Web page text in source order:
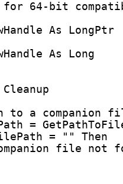
for 64-bit
As
LongPtr
As
Long
Cleanup
to a companion
=
= ""
Then
file not